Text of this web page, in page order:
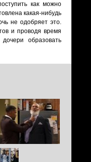
как можно
какая-нибудь
не одобряет это.
и проводя время
образовать